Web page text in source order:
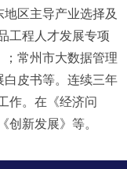
区主导产业选择及
工程人才发展专项
常州市大数据管理
白皮书等。连续三年
作。在《经济问
创新发展》等。